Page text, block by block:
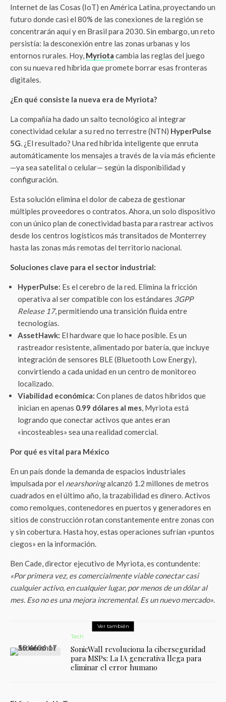
Internet de las Cosas (IoT) en América Latina, proyectando un
futuro donde casi el 80% de las conexiones de la región se
concentrarán aquí y en Brasil para 2030. Sin embargo, un reto
persistía: la desconexión entre las zonas urbanas y los
entornos rurales. Hoy, Myriota cambia las reglas del juego
con su nueva red híbrida que promete borrar esas fronteras
digitales.
¿En qué consiste la nueva era de Myriota?
La compañía ha dado un salto tecnológico al integrar
conectividad celular a su red no terrestre (NTN) HyperPulse
5G. ¿El resultado? Una red híbrida inteligente que enruta
automáticamente los mensajes a través de la vía más eficiente
—ya sea satelital o celular— según la disponibilidad y
configuración.
Esta solución elimina el dolor de cabeza de gestionar
múltiples proveedores o contratos. Ahora, un solo dispositivo
con un único plan de conectividad basta para rastrear activos
desde los centros logísticos más transitados de Monterrey
hasta las zonas más remotas del territorio nacional.
Soluciones clave para el sector industrial:
HyperPulse: Es el cerebro de la red. Elimina la fricción
operativa al ser compatible con los estándares 3GPP
Release 17, permitiendo una transición fluida entre
tecnologías.
AssetHawk: El hardware que lo hace posible. Es un
rastreador resistente, alimentado por batería, que incluye
integración de sensores BLE (Bluetooth Low Energy),
convirtiendo a cada unidad en un centro de monitoreo
localizado.
Viabilidad económica: Con planes de datos híbridos que
inician en apenas 0.99 dólares al mes, Myriota está
logrando que conectar activos que antes eran
«incosteables» sea una realidad comercial.
Por qué es vital para México
En un país donde la demanda de espacios industriales
impulsada por el nearshoringalcanzó 1.2 millones de metros
cuadrados en el último año, la trazabilidad es dinero. Activos
como remolques, contenedores en puertos y generadores en
sitios de construcción rotan constantemente entre zonas con
y sin cobertura. Hasta hoy, estas operaciones sufrían «puntos
ciegos» en la información.
Ben Cade, director ejecutivo de Myriota, es contundente:
«Por primera vez, es comercialmente viable conectar casi
cualquier activo, en cualquier lugar, por menos de un dólar al
mes. Eso no es una mejora incremental. Es un nuevo mercado».
Ver también
Tech
SonicWall revoluciona la ciberseguridad
para MSPs: La IA generativa llega para
eliminar el error humano